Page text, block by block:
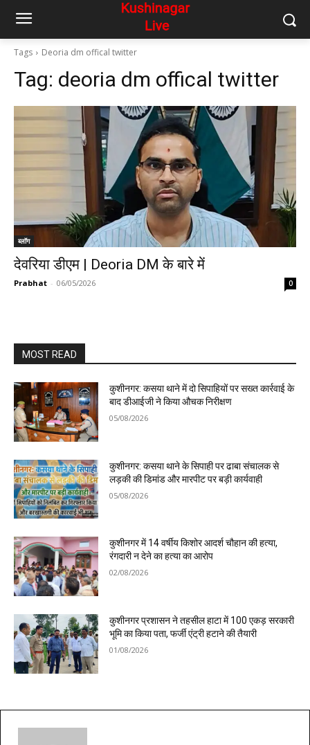
Tags Deoria dm offical twitter
Tag: deoria dm offical twitter
ब्लॉग
देवरिया डीएम | Deoria DM के बारे में
Prabhat - 06/05/2026 0
MOST READ
कुशीनगर: कसया थाने में दो सिपाहियों पर सख्त कार्रवाई के
बाद डीआईजी ने किया औचक निरीक्षण
05/08/2026
कुशीनगर: कसया थाने के सिपाही पर ढाबा संचालक से
लड़की की डिमांड और मारपीट पर बड़ी कार्यवाही
05/08/2026
कुशीनगर में 14 वर्षीय किशोर आदर्श चौहान की हत्या,
रंगदारी न देने का हत्या का आरोप
02/08/2026
कुशीनगर प्रशासन ने तहसील हाटा में 100 एकड़ सरकारी
भूमि का किया पता, फर्जी एंट्री हटाने की तैयारी
01/08/2026